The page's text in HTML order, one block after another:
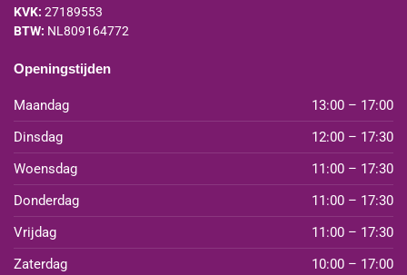
KVK: 27189553
BTW: NL809164772
Openingstijden
Maandag
13:00 – 17:00
Dinsdag
12:00 – 17:30
Woensdag
11:00 – 17:30
Donderdag
11:00 – 17:30
Vrijdag
11:00 – 17:30
Zaterdag
10:00 – 17:00